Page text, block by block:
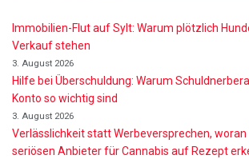
Immobilien-Flut auf Sylt: Warum plötzlich
Verkauf stehen
3. August 2026
Hilfe bei Überschuldung: Warum
Konto so wichtig sind
3. August 2026
Verlässlichkeit statt Werbeversprechen,
seriösen Anbieter für Cannabis auf Rezept